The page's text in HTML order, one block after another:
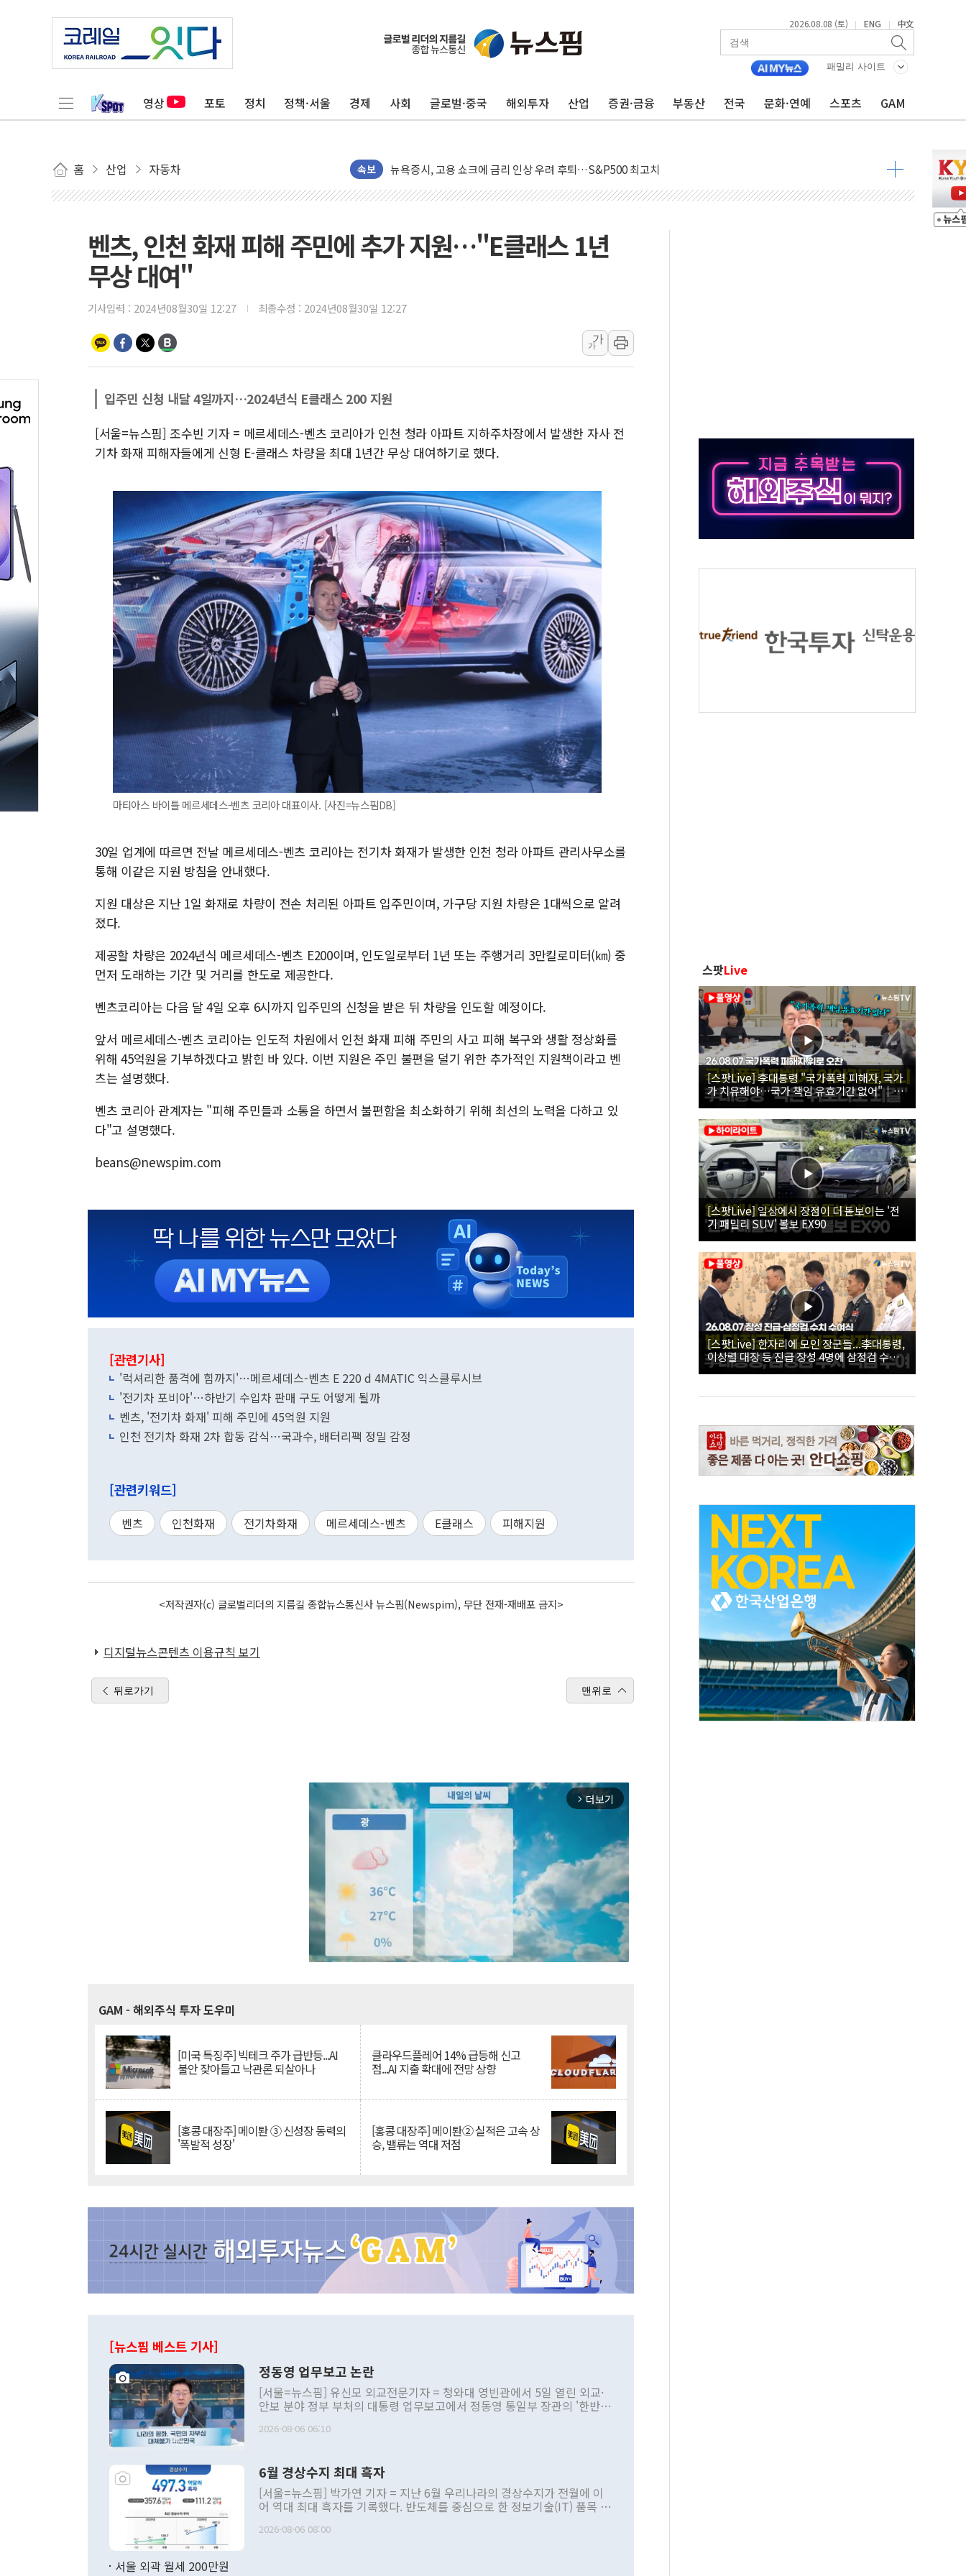
2026.08.08 (토) | ENG | 中文
패밀리 사이트
영상 포토 정치 정책·서울 경제 사회 글로벌·중국 해외투자 산업 증권·금융 부동산 전국 문화·연예 스포츠 GAM
홈 산업 자동차 속보
민주, 오늘 제주·인천 경선 결과 발표...'김민석 재역전 vs 정청래 격차 확대'
한상협, 업계 개인정보 보안 새판 짠다…'자율규제단체' 타진
트럼프, 쿡 연준 이사 해임 재추진…"26일까지 의혹 소명" 요구
유럽증시, 美 고용 예상 밖 부진에 연준 금리 인상 가능성 낮아지며 상승… STOXX 600 지수는 나흘 연속 최고치
[종합] 이슬람 수니파 3국, '공동방위협정' 체결… 이스라엘·이란 위협에 맞설 자체 억지력 강화
트럼프, 백신·자폐증 행정명령 검토…"이르면 다음 주"
[AI MY 뉴스] 뉴욕 반도체주 프리뷰...美 고용 쇼크에 반도체주 '활짝'
뉴욕증시 프리뷰, 美 고용 쇼크에 금리 인상 우려 후퇴…나스닥 선물 1%대 상승
[사진] 이슬람 수니파 3개국, 공동방위협정 체결
뉴욕증시 개장 전 특징주...아틀라시안·클라우드플레어·태양광주↑ VS 트레이드데스크·웬디스↓
보훈부, 미 DPAA와 MOU… "6·25 미군 실종자 7359명 끝까지 찾겠다"
특정 정치인 측근 포항시 정책특보 내정설...포항시 '시끌'
李 "해남 태양광, 대한민국 다음 100년 밑거름…수도권 집중 완화 전환점"
벤츠, 인천 화재 피해 주민에 추가 지원…"E클래스 1년
무상 대여"
기사입력 : 2024년08월30일 12:27 최종수정 : 2024년08월30일 12:27
가
가
입주민 신청 내달 4일까지…2024년식 E클래스 200 지원
[서울=뉴스핌] 조수빈 기자 = 메르세데스-벤츠 코리아가 인천 청라 아파트 지하주차장에서 발생한 자사 전
기차 화재 피해자들에게 신형 E-클래스 차량을 최대 1년간 무상 대여하기로 했다.
마티아스 바이틀 메르세데스-벤츠 코리아 대표이사. [사진=뉴스핌DB]
30일 업계에 따르면 전날 메르세데스-벤츠 코리아는 전기차 화재가 발생한 인천 청라 아파트 관리사무소를
통해 이같은 지원 방침을 안내했다.
지원 대상은 지난 1일 화재로 차량이 전손 처리된 아파트 입주민이며, 가구당 지원 차량은 1대씩으로 알려
졌다.
제공할 차량은 2024년식 메르세데스-벤츠 E200이며, 인도일로부터 1년 또는 주행거리 3만킬로미터(㎞) 중
먼저 도래하는 기간 및 거리를 한도로 제공한다.
벤츠코리아는 다음 달 4일 오후 6시까지 입주민의 신청을 받은 뒤 차량을 인도할 예정이다.
앞서 메르세데스-벤츠 코리아는 인도적 차원에서 인천 화재 피해 주민의 사고 피해 복구와 생활 정상화를
위해 45억원을 기부하겠다고 밝힌 바 있다. 이번 지원은 주민 불편을 덜기 위한 추가적인 지원책이라고 벤
츠는 설명했다.
벤츠 코리아 관계자는 "피해 주민들과 소통을 하면서 불편함을 최소화하기 위해 최선의 노력을 다하고 있
다"고 설명했다.
beans@newspim.com
[관련기사]
'럭셔리한 품격에 힘까지'…메르세데스-벤츠 E 220 d 4MATIC 익스클루시브
'전기차 포비아'…하반기 수입차 판매 구도 어떻게 될까
벤츠, '전기차 화재' 피해 주민에 45억원 지원
인천 전기차 화재 2차 합동 감식…국과수, 배터리팩 정밀 감정
[관련키워드]
벤츠 인천화재 전기차화재 메르세데스-벤츠 E클래스 피해지원
<저작권자(c) 글로벌리더의 지름길 종합뉴스통신사 뉴스핌(Newspim), 무단 전재-재배포 금지>
디지털뉴스콘텐츠 이용규칙 보기
뒤로가기 맨위로
arrow_forward_ios 더보기
GAM - 해외주식 투자 도우미
[미국 특징주] 빅테크 주가 급반등...AI
불안 잦아들고 낙관론 되살아나
클라우드플레어 14% 급등해 신고
점...AI 지출 확대에 전망 상향
[홍콩 대장주] 메이퇀 ③ 신성장 동력의
'폭발적 성장'
[홍콩 대장주] 메이퇀② 실적은 고속 상
승, 밸류는 역대 저점
[뉴스핌 베스트 기사]
정동영 업무보고 논란
[서울=뉴스핌] 유신모 외교전문기자 = 청와대 영빈관에서 5일 열린 외교·
안보 분야 정부 부처의 대통령 업무보고에서 정동영 통일부 장관의 '한반도
발언 중에는 정부 내 조율을 거치지 않은 사안을 정책으로 추진하겠다고 공
주의적 희망에 근거한 비현실적 구상'이라는 비판을 내놨다. 그동안 정 장
관의 대북 정책 관련 발언이 물의를 빚은 적은 여러 번 있지만 대통령과 유
관 부처 장관이 공개적으로 부정적 입장을 표명한 것은 이례적이다. 정 장
관의 무리한 대북 접근법과 월권을 제어해야 한다는 목소리도 높아지고 있
다. [정동영 통일부 장관이 지난달 23일 오후 서울 종로구 정부서울청사에
2026-08-06 06:10
6월 경상수지 최대 흑자
[서울=뉴스핌] 박가연 기자 = 지난 6월 우리나라의 경상수지가 전월에 이
어 역대 최대 흑자를 기록했다. 반도체를 중심으로 한 정보기술(IT) 품목 수
료=한국은행] 한국은행이 6일 발표한 '2026년 6월 국제수지(잠정)'에 따르
2026-08-06 08:00
서울 외곽 월세 200만원
스팟Live
[스팟Live] 李대통령 "국가폭력 피해자, 국가
가 치유해야…국가 책임 유효기간 없어"｜
26.08.07 국가폭력 피해자 위로 오찬
[스팟Live] 일상에서 장점이 더 돋보이는 '전
기 패밀리 SUV' 볼보 EX90
[스팟Live] 한자리에 모인 장군들...李대통령,
이상렬 대장 등 진급 장성 4명에 삼정검 수치
직접 수여｜26.08.07 장성 진급·삼정검 수치